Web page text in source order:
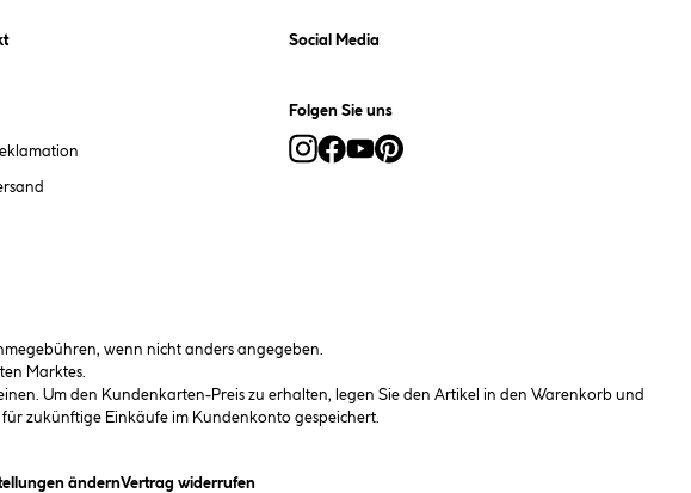
Social Media
Folgen Sie uns
wenn nicht anders angegeben.
Marktes.
Um den Kundenkarten-Preis zu erhalten, legen Sie den Artikel in den Warenkorb und
zukünftige Einkäufe im Kundenkonto gespeichert.
ändern(öffnet ein Dialogfeld)
Vertrag widerrufen